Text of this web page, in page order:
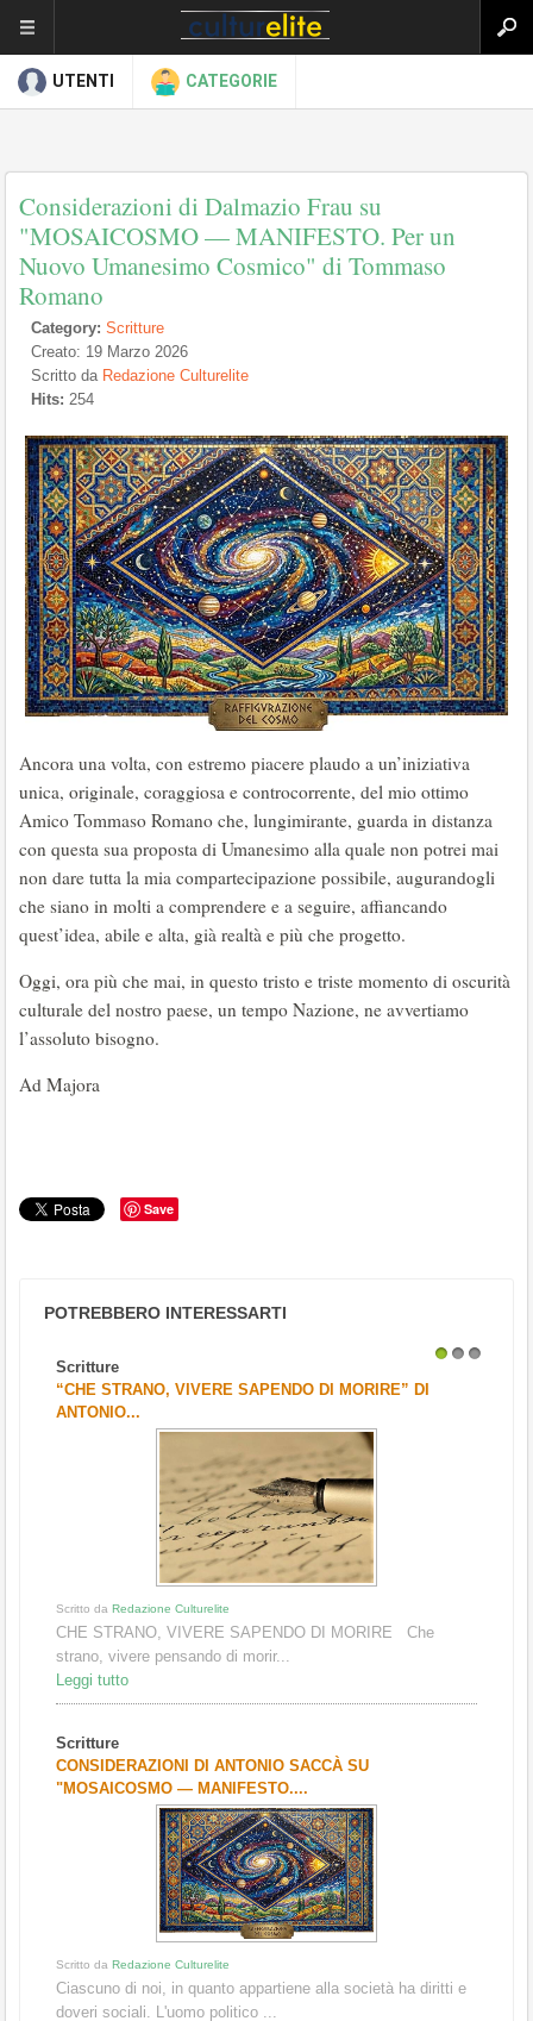
UTENTI CATEGORIE
Considerazioni di Dalmazio Frau su
"MOSAICOSMO — MANIFESTO. Per un
Nuovo Umanesimo Cosmico" di Tommaso
Romano
Category: Scritture
Creato: 19 Marzo 2026
Scritto da Redazione Culturelite
Hits: 254
Ancora una volta, con estremo piacere plaudo a un’iniziativa
unica, originale, coraggiosa e controcorrente, del mio ottimo
Amico Tommaso Romano che, lungimirante, guarda in distanza
con questa sua proposta di Umanesimo alla quale non potrei mai
non dare tutta la mia compartecipazione possibile, augurandogli
che siano in molti a comprendere e a seguire, affiancando
quest’idea, abile e alta, già realtà e più che progetto.
Oggi, ora più che mai, in questo tristo e triste momento di oscurità
culturale del nostro paese, un tempo Nazione, ne avvertiamo
l’assoluto bisogno.
Ad Majora
Save
POTREBBERO INTERESSARTI
Scritture
“CHE STRANO, VIVERE SAPENDO DI MORIRE” DI
ANTONIO...
Scritto da Redazione Culturelite
CHE STRANO, VIVERE SAPENDO DI MORIRE Che
strano, vivere pensando di morir...
Leggi tutto
Scritture
CONSIDERAZIONI DI ANTONIO SACCÀ SU
"MOSAICOSMO — MANIFESTO....
Scritto da Redazione Culturelite
Ciascuno di noi, in quanto appartiene alla società ha diritti e
doveri sociali. L'uomo politico ...